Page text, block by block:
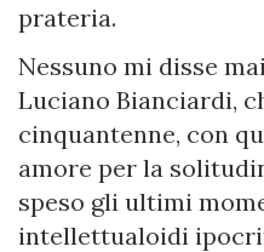
prateria.
Nessuno mi disse
Luciano Bianciardi,
cinquantenne, con
amore per la
speso gli ultimi
intellettualoidi